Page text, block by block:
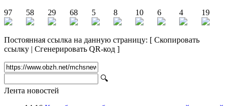
97
58 29 68 5 8 10 6 4 19
Постоянная ссылка на данную страницу: [ Скопировать
ссылку | Сгенерировать QR-код ]
🔍
Лента новостей